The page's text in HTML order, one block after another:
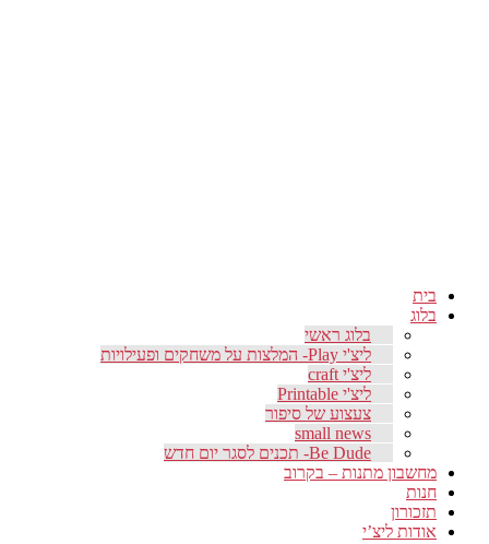
בית
בלוג
בלוג ראשי
ליצ'י Play- המלצות על משחקים ופעילויות
ליצ'י craft
ליצ'י Printable
צעצוע של סיפור
small news
Be Dude- תכנים לסגר יום חדש
מחשבון מתנות – בקרוב
חנות
תזכורון
אודות ליצ’י